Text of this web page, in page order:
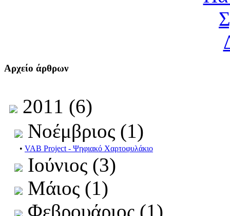
Αρχείο άρθρων
2011 (6)
Νοέμβριος (1)
• VAB Project - Ψηφιακό Χαρτοφυλάκιο
Ιούνιος (3)
Μάιος (1)
Φεβρουάριος (1)